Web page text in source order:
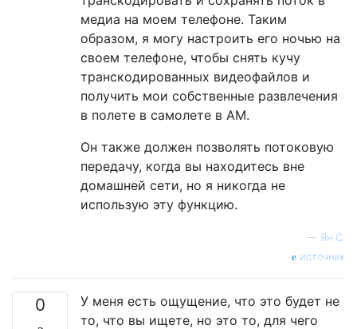
медиа на моем телефоне. Таким
образом, я могу настроить его ночью на
своем телефоне, чтобы снять кучу
транскодированных видеофайлов и
получить мои собственные развлечения
в полете в самолете в AM.
Он также должен позволять потоковую
передачу, когда вы находитесь вне
домашней сети, но я никогда не
использую эту функцию.
— Ян С.
источник
0
У меня есть ощущение, что это будет не
то, что вы ищете, но это то, для чего